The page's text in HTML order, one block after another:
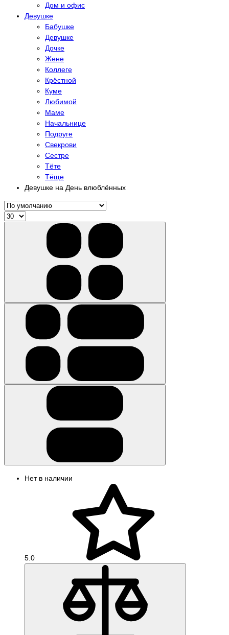
Дом и офис
Девушке
Бабушке
Девушке
Дочке
Жене
Коллеге
Крёстной
Куме
Любимой
Маме
Начальнице
Подруге
Свекрови
Сестре
Тёте
Тёще
Девушке на День влюблённых
Нет в наличии
5.0